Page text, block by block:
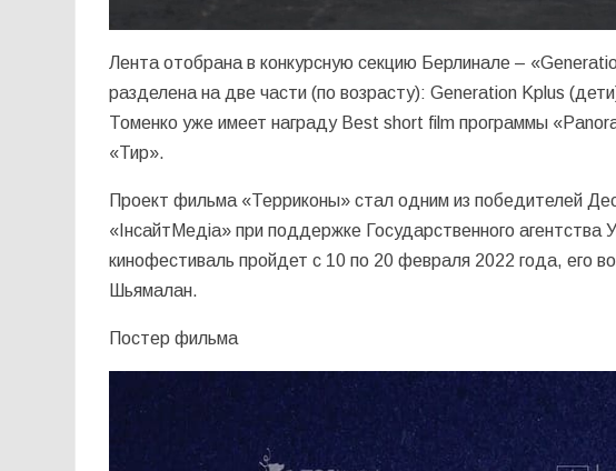
Лента отобрана в конкурсную секцию Берлинале –
разделена на две части (по возрасту): Generation Kplus
Томенко уже имеет награду Best short film программы
«Тир».
Проект фильма «Терриконы» стал одним из победителей
«ІнсайтМедіа» при поддержке Государственного агентства
кинофестиваль пройдет с 10 по 20 февраля 2022 года, его
Шьямалан.
Постер фильма